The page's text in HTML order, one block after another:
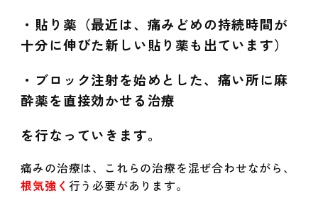
・貼り薬（最近は、痛みどめの持続時間が
十分に伸びた新しい貼り薬も出ています）
・ブロック注射を始めとした、痛い所に麻
酔薬を直接効かせる治療
を行なっていきます。
痛みの治療は、これらの治療を混ぜ合わせながら、
根気強く 行う必要があります。